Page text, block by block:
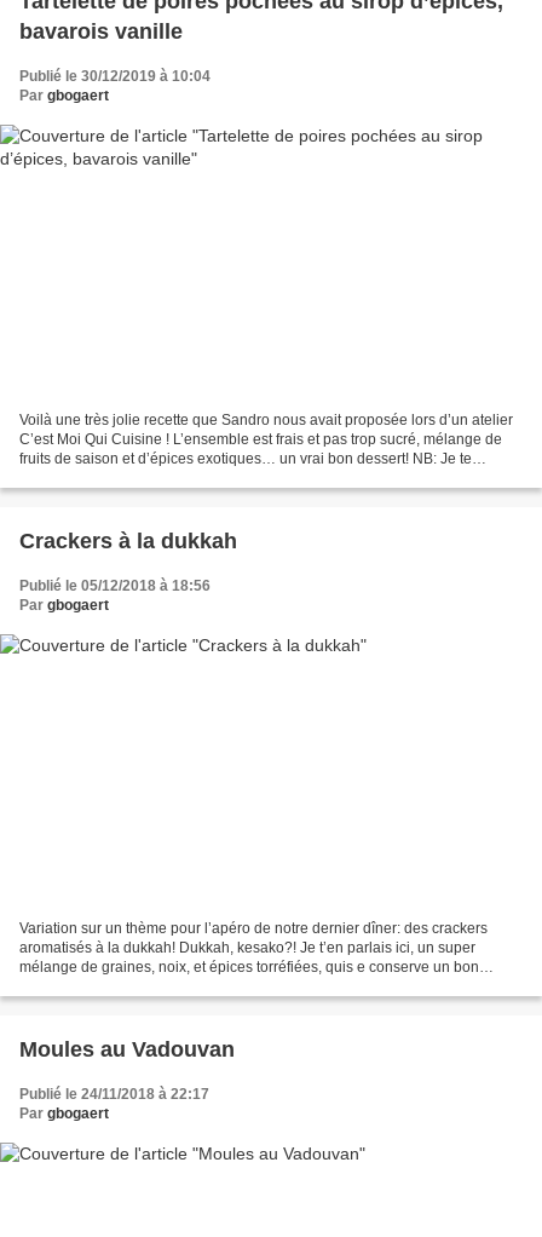
bavarois vanille
Publié le 30/12/2019 à 10:04
Par gbogaert
Voilà une très jolie recette que Sandro nous avait proposée lors d’un atelier
C’est Moi Qui Cuisine ! L’ensemble est frais et pas trop sucré, mélange de
fruits de saison et d’épices exotiques… un vrai bon dessert! NB: Je te
Crackers à la dukkah
Publié le 05/12/2018 à 18:56
Par gbogaert
Variation sur un thème pour l’apéro de notre dernier dîner: des crackers
aromatisés à la dukkah! Dukkah, kesako?! Je t’en parlais ici, un super
mélange de graines, noix, et épices torréfiées, quis e conserve un bon
Moules au Vadouvan
Publié le 24/11/2018 à 22:17
Par gbogaert